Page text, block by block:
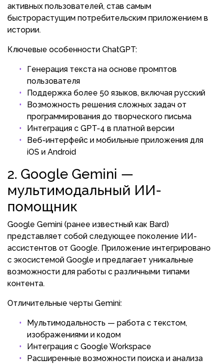
активных пользователей, став самым
быстрорастущим потребительским приложением в
истории.
Ключевые особенности ChatGPT:
Генерация текста на основе промптов
пользователя
Поддержка более 50 языков, включая русский
Возможность решения сложных задач от
программирования до творческого письма
Интеграция с GPT-4 в платной версии
Веб-интерфейс и мобильные приложения для
iOS и Android
2. Google Gemini —
мультимодальный ИИ-
помощник
Google Gemini (ранее известный как Bard)
представляет собой следующее поколение ИИ-
ассистентов от Google. Приложение интегрировано
с экосистемой Google и предлагает уникальные
возможности для работы с различными типами
контента.
Отличительные черты Gemini:
Мультимодальность — работа с текстом,
изображениями и кодом
Интеграция с Google Workspace
Расширенные возможности поиска и анализа